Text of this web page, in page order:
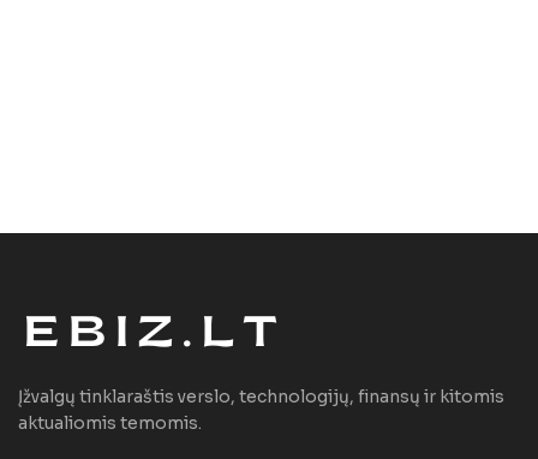
Įžvalgų tinklaraštis verslo, technologijų, finansų ir kitomis
aktualiomis temomis.